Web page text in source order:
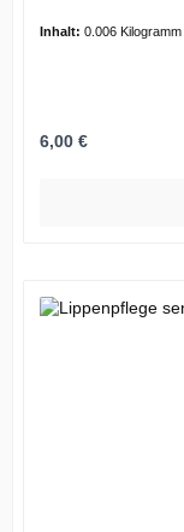
Inhalt: 0.006 Kilogramm
Regulärer Preis:
6,00 €